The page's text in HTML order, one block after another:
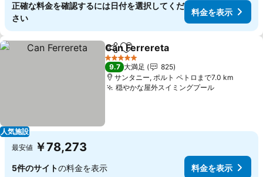
正確な料金を確認するには日付を選択してくだ
さい
料金を表示
人気施設
シェアお気に入りに追加
Can Ferrereta
5 ホテルのランク
9.7 大満足
825
サンタニー, ポルト ペトロまで7.0 km
穏やかな屋外スイミングプール
最安値 ￥78,273
5件のサイトの料金を表示 料金を表示